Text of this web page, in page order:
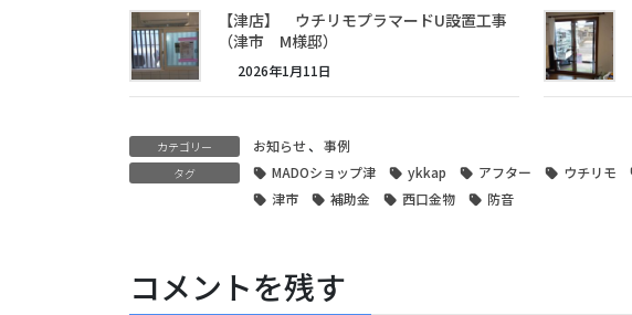
【津店】 ウチリモプラマードU設置工事
（津市 M様邸）
2026年1月11日
カテゴリー お知らせ、 事例
タグ MADOショップ津 ykkap アフター ウチリモ
津市
補助金 西口金物 防音
コメントを残す